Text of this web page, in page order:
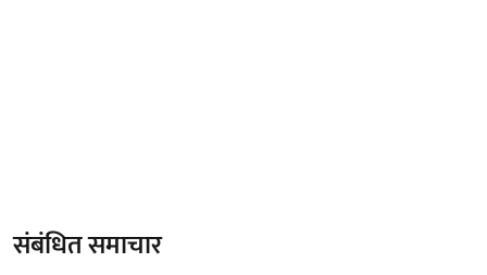
संबंधित समाचार